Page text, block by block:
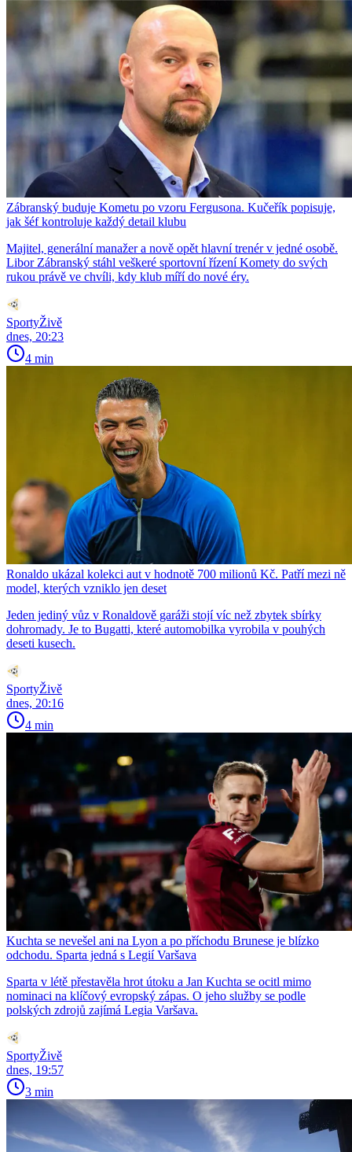
Zábranský buduje Kometu po vzoru Fergusona. Kučeřík popisuje,
jak šéf kontroluje každý detail klubu
Majitel, generální manažer a nově opět hlavní trenér v jedné osobě.
Libor Zábranský stáhl veškeré sportovní řízení Komety do svých
rukou právě ve chvíli, kdy klub míří do nové éry.
SportyŽivě
dnes, 20:23
4 min
Ronaldo ukázal kolekci aut v hodnotě 700 milionů Kč. Patří mezi ně
model, kterých vzniklo jen deset
Jeden jediný vůz v Ronaldově garáži stojí víc než zbytek sbírky
dohromady. Je to Bugatti, které automobilka vyrobila v pouhých
deseti kusech.
SportyŽivě
dnes, 20:16
4 min
Kuchta se nevešel ani na Lyon a po příchodu Brunese je blízko
odchodu. Sparta jedná s Legií Varšava
Sparta v létě přestavěla hrot útoku a Jan Kuchta se ocitl mimo
nominaci na klíčový evropský zápas. O jeho služby se podle
polských zdrojů zajímá Legia Varšava.
SportyŽivě
dnes, 19:57
3 min